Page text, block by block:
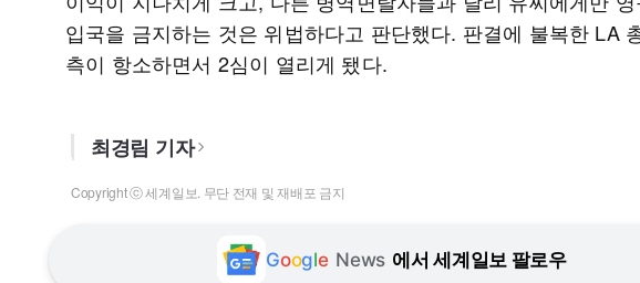
입국을 금지하는 것은 위법하다고 판단했다. 판결에 불복한 LA
측이 항소하면서 2심이 열리게 됐다.
최경림 기자
Copyright ⓒ 세계일보. 무단 전재 및 재배포 금지
Google News 에서 세계일보 팔로우